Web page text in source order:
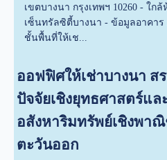
เขตบางนา กรุงเทพฯ 10260 - ใก
เซ็นทรัลซิตี้บางนา - ข้อมูลอาคาร
ชั้นพื้นที่ให้เช...
ออฟฟิศให้เช่าบางนา ส
ปัจจัยเชิงยุทธศาสตร์แ
อสังหาริมทรัพย์เชิงพา
ตะวันออก